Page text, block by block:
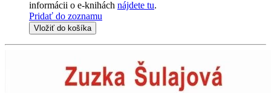
informácii o e-knihách nájdete tu.
Pridať do zoznamu
Vložiť do košíka